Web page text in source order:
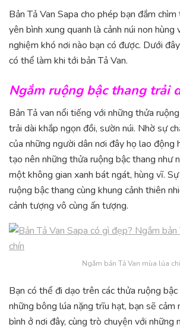
Bản Tả Van Sapa cho phép bạn đắm
yên bình xung quanh là cảnh núi non
nghiệm khó nơi nào bạn có được. Dưới
có thể làm khi tới bản Tả Van.
Ngắm ruộng bậc thang trải
Bản Tả van nổi tiếng với những thửa
trải dài khắp ngọn đồi, sườn núi. Nhờ sự
của những người dân nơi đây họ lao động
tạo nên những thửa ruộng bậc thang như
một không gian xanh bát ngát, hùng vĩ.
ruộng bậc thang cùng khung cảnh thiên
cảnh tượng vô cùng ấn tượng.
Ngắm bản Tả Van mùa lúa
Bạn có thể đi dạo trên các thửa ruộng bậc
những bông lúa nặng trĩu hạt, bạn sẽ cảm
bình ở nơi đây, cùng trò chuyện với những